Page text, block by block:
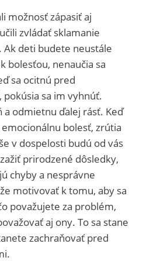
možnosť zápasiť aj
zvládať sklamanie
deti budete neustále
bolesťou, nenaučia sa
sa ocitnú pred
sa im vyhnúť.
odmietnu ďalej rásť. Keď
bolesť, zrútia
v dospelosti budú od vás
prirodzené dôsledky,
chyby a nesprávne
motivovať k tomu, aby sa
považujete za problém,
aj ony. To sa stane
zachraňovať pred